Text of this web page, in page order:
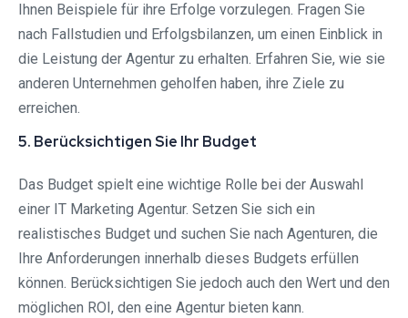
Ihnen Beispiele für ihre Erfolge vorzulegen. Fragen Sie
nach Fallstudien und Erfolgsbilanzen, um einen Einblick in
die Leistung der Agentur zu erhalten. Erfahren Sie, wie sie
anderen Unternehmen geholfen haben, ihre Ziele zu
erreichen.
5. Berücksichtigen Sie Ihr Budget
Das Budget spielt eine wichtige Rolle bei der Auswahl
einer IT Marketing Agentur. Setzen Sie sich ein
realistisches Budget und suchen Sie nach Agenturen, die
Ihre Anforderungen innerhalb dieses Budgets erfüllen
können. Berücksichtigen Sie jedoch auch den Wert und den
möglichen ROI, den eine Agentur bieten kann.